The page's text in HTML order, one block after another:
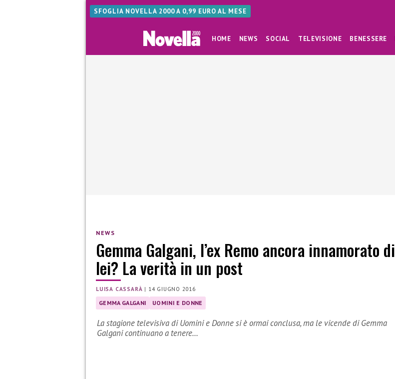
SFOGLIA NOVELLA 2000 A 0,99 EURO AL MESE
HOME NEWS SOCIAL TELEVISIONE BENESSERE
NEWS
Gemma Galgani, l’ex Remo ancora innamorato di
lei? La verità in un post
LUISA CASSARÀ | 14 GIUGNO 2016
GEMMA GALGANI UOMINI E DONNE
La stagione televisiva di Uomini e Donne si è ormai conclusa, ma le vicende di Gemma
Galgani continuano a tenere…